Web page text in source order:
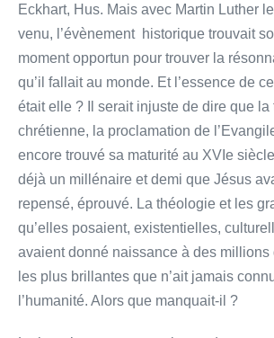
Eckhart, Hus. Mais avec Martin Luther
venu, l’évènement historique trouvait
moment opportun pour trouver la
qu’il fallait au monde. Et l’essence de
était elle ? Il serait injuste de dire que la
chrétienne, la proclamation de
encore trouvé sa maturité au XVIe
déjà un millénaire et demi que Jésus
repensé, éprouvé. La théologie et les
qu’elles posaient, existentielles,
avaient donné naissance à des millions
les plus brillantes que n’ait jamais
l’humanité. Alors que manquait-il ?